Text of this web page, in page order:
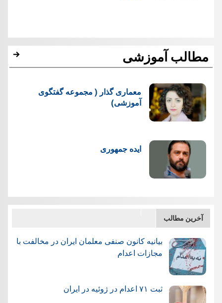
مطالب آموزشی
معماری گذار ( مجموعه گفتگوی
آموزشی)
ایده جمهوری
آخرین مطالب
بیانیه کانون صنفی معلمان ایران در مخالفت با
مجازات اعدام
ثبت ۷۱ اعدام در ژوئيه در ایران